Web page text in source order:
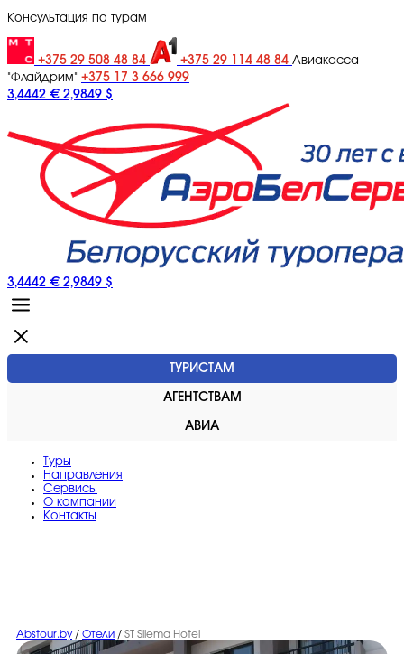
Консультация по турам
+375 29 508 48 84 +375 29 114 48 84 Авиакасса
"Флайдрим" +375 17 3 666 999
3,4442 € 2,9849 $
3,4442 € 2,9849 $
ТУРИСТАМ
АГЕНТСТВАМ
АВИА
Туры
Направления
Сервисы
O компании
Контакты
Abstour.by / Отели / ST Sliema Hotel